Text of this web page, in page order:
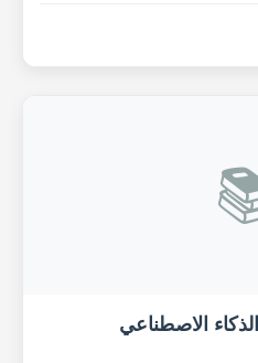
الاصطناعي